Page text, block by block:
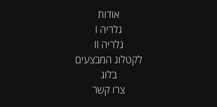
אודות
I גלריה
II גלריה
לקטלוג המבצעים
בלוג
צרו קשר